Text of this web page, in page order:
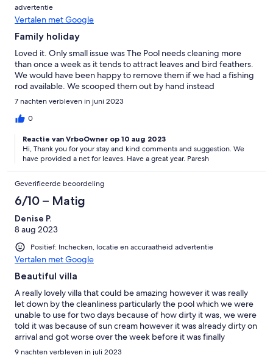
advertentie
Vertalen met Google
Family holiday
Loved it. Only small issue was The Pool needs cleaning more
than once a week as it tends to attract leaves and bird feathers.
We would have been happy to remove them if we had a fishing
rod available. We scooped them out by hand instead
7 nachten verbleven in juni 2023
0
Reactie van VrboOwner op 10 aug 2023
Hi, Thank you for your stay and kind comments and suggestion. We
have provided a net for leaves. Have a great year. Paresh
Geverifieerde beoordeling
6/10 – Matig
Denise P.
8 aug 2023
Positief: Inchecken, locatie en accuraatheid advertentie
Vertalen met Google
Beautiful villa
A really lovely villa that could be amazing however it was really
let down by the cleanliness particularly the pool which we were
unable to use for two days because of how dirty it was, we were
told it was because of sun cream however it was already dirty on
arrival and got worse over the week before it was finally
cleaned. Was really disappointed to send Parish an email after
9 nachten verbleven in juli 2023